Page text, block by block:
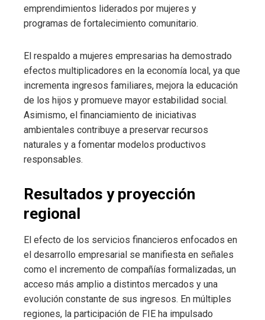
emprendimientos liderados por mujeres y
programas de fortalecimiento comunitario.
El respaldo a mujeres empresarias ha demostrado
efectos multiplicadores en la economía local, ya que
incrementa ingresos familiares, mejora la educación
de los hijos y promueve mayor estabilidad social.
Asimismo, el financiamiento de iniciativas
ambientales contribuye a preservar recursos
naturales y a fomentar modelos productivos
responsables.
Resultados y proyección
regional
El efecto de los servicios financieros enfocados en
el desarrollo empresarial se manifiesta en señales
como el incremento de compañías formalizadas, un
acceso más amplio a distintos mercados y una
evolución constante de sus ingresos. En múltiples
regiones, la participación de FIE ha impulsado